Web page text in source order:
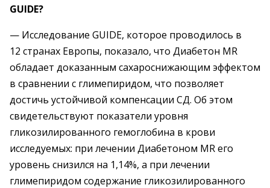
GUIDE?
— Исследование GUIDE, которое проводилось в
12 странах Европы, показало, что Диабетон MR
обладает доказанным сахароснижающим эффектом
в сравнении с глимепиридом, что позволяет
достичь устойчивой компенсации СД. Об этом
свидетельствуют показатели уровня
гликозилированного гемоглобина в крови
исследуемых: при лечении Диабетоном MR его
уровень снизился на 1,14%, а при лечении
глимепиридом содержание гликозилированного